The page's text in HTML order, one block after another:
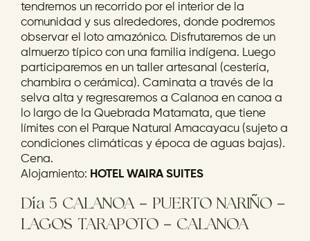
tendremos un recorrido por el interior de la
comunidad y sus alrededores, donde podremos
observar el loto amazónico. Disfrutaremos de un
almuerzo típico con una familia indígena. Luego
participaremos en un taller artesanal (cestería,
chambira o cerámica). Caminata a través de la
selva alta y regresaremos a Calanoa en canoa a
lo largo de la Quebrada Matamata, que tiene
límites con el Parque Natural Amacayacu (sujeto a
condiciones climáticas y época de aguas bajas).
Cena.
Alojamiento: HOTEL WAIRA SUITES
Día 5 CALANOA – PUERTO NARIÑO –
LAGOS TARAPOTO – CALANOA